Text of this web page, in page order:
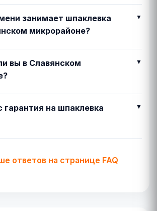
занимает шпаклевка
микрорайоне?
вы в Славянском
гарантия на шпаклевка
ответов на странице FAQ